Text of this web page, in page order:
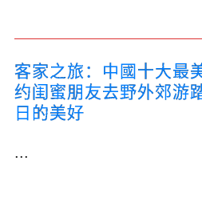
客家之旅：中國十大最
约闺蜜朋友去野外郊游
日的美好
...